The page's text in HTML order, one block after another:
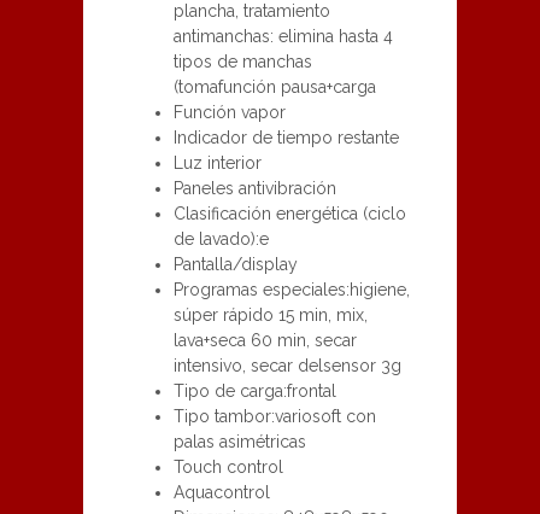
plancha, tratamiento
antimanchas: elimina hasta 4
tipos de manchas
(tomafunción pausa+carga
Función vapor
Indicador de tiempo restante
Luz interior
Paneles antivibración
Clasificación energética (ciclo
de lavado):e
Pantalla/display
Programas especiales:higiene,
súper rápido 15 min, mix,
lava+seca 60 min, secar
intensivo, secar delsensor 3g
Tipo de carga:frontal
Tipo tambor:variosoft con
palas asimétricas
Touch control
Aquacontrol